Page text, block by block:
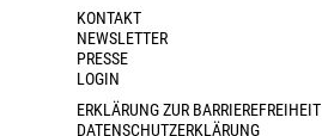
KONTAKT
NEWSLETTER
PRESSE
LOGIN
ERKLÄRUNG ZUR BARRIEREFREIHEIT
DATENSCHUTZERKLÄRUNG